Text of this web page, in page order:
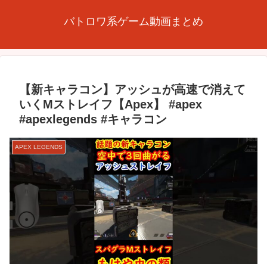
バトロワ系ゲーム動画まとめ
【新キャラコン】アッシュが高速で消えて
いくMストレイフ【Apex】 #apex
#apexlegends #キャラコン
APEX LEGENDS